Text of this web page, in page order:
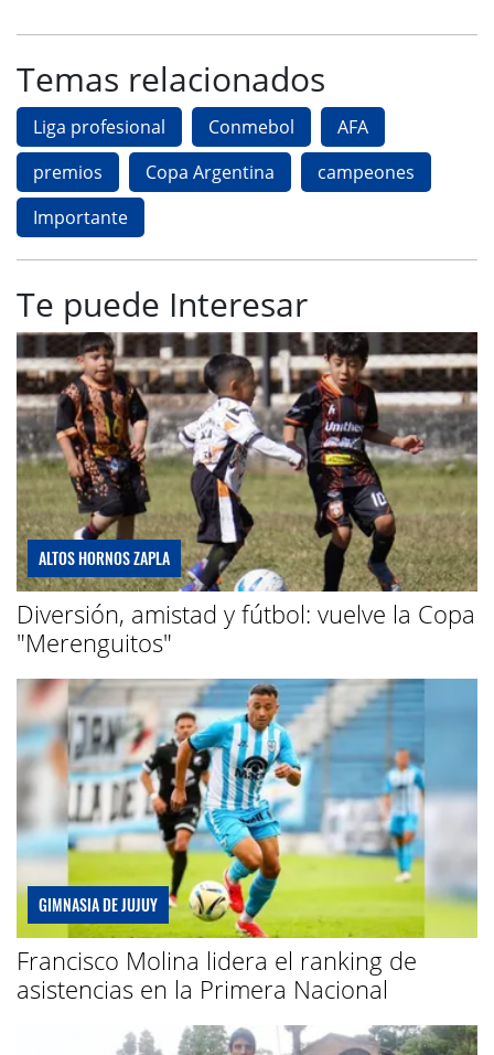
Temas relacionados
Liga profesional Conmebol
AFA
premios
Copa Argentina
campeones
Importante
Te puede Interesar
ALTOS HORNOS ZAPLA
Diversión, amistad y fútbol: vuelve la Copa
"Merenguitos"
GIMNASIA DE JUJUY
Francisco Molina lidera el ranking de
asistencias en la Primera Nacional